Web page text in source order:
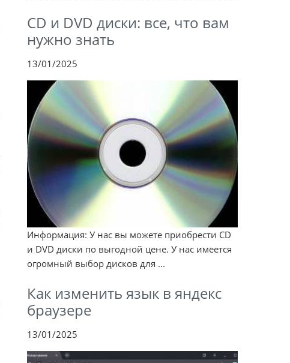
CD и DVD диски: все, что вам
нужно знать
13/01/2025
Информация: У нас вы можете приобрести CD
и DVD диски по выгодной цене. У нас имеется
огромный выбор дисков для ...
Как изменить язык в яндекс
браузере
13/01/2025